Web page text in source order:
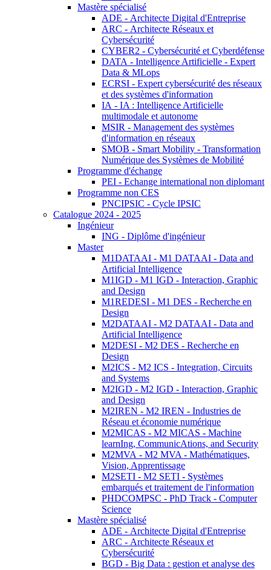
Mastère spécialisé
ADE - Architecte Digital d'Entreprise
ARC - Architecte Réseaux et
Cybersécurité
CYBER2 - Cybersécurité et Cyberdéfense
DATA - Intelligence Artificielle - Expert
Data & MLops
ECRSI - Expert cybersécurité des réseaux
et des systèmes d'information
IA - IA : Intelligence Artificielle
multimodale et autonome
MSIR - Management des systèmes
d'information en réseaux
SMOB - Smart Mobility - Transformation
Numérique des Systèmes de Mobilité
Programme d'échange
PEI - Echange international non diplomant
Programme non CES
PNCIPSIC - Cycle IPSIC
Catalogue 2024 - 2025
Ingénieur
ING - Diplôme d'ingénieur
Master
M1DATAAI - M1 DATAAI - Data and
Artificial Intelligence
M1IGD - M1 IGD - Interaction, Graphic
and Design
M1REDESI - M1 DES - Recherche en
Design
M2DATAAI - M2 DATAAI - Data and
Artificial Intelligence
M2DESI - M2 DES - Recherche en
Design
M2ICS - M2 ICS - Integration, Circuits
and Systems
M2IGD - M2 IGD - Interaction, Graphic
and Design
M2IREN - M2 IREN - Industries de
Réseau et économie numérique
M2MICAS - M2 MICAS - Machine
learnIng, CommunicAtions, and Security
M2MVA - M2 MVA - Mathématiques,
Vision, Apprentissage
M2SETI - M2 SETI - Systèmes
embarqués et traitement de l'information
PHDCOMPSC - PhD Track - Computer
Science
Mastère spécialisé
ADE - Architecte Digital d'Entreprise
ARC - Architecte Réseaux et
Cybersécurité
BGD - Big Data : gestion et analyse des